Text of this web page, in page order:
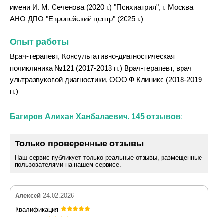
имени И. М. Сеченова (2020 г.) "Психиатрия", г. Москва
АНО ДПО "Европейский центр" (2025 г.)
Опыт работы
Врач-терапевт, Консультативно-диагностическая
поликлиника №121 (2017-2018 гг.) Врач-терапевт, врач
ультразвуковой диагностики, ООО Ф Клиникс (2018-2019
гг.)
Багиров Алихан Ханбалаевич. 145 отзывов:
Только проверенные отзывы
Наш сервис публикует только реальные отзывы, размещенные
пользователями на нашем сервисе.
Алексей 24.02.2026
Квалификация